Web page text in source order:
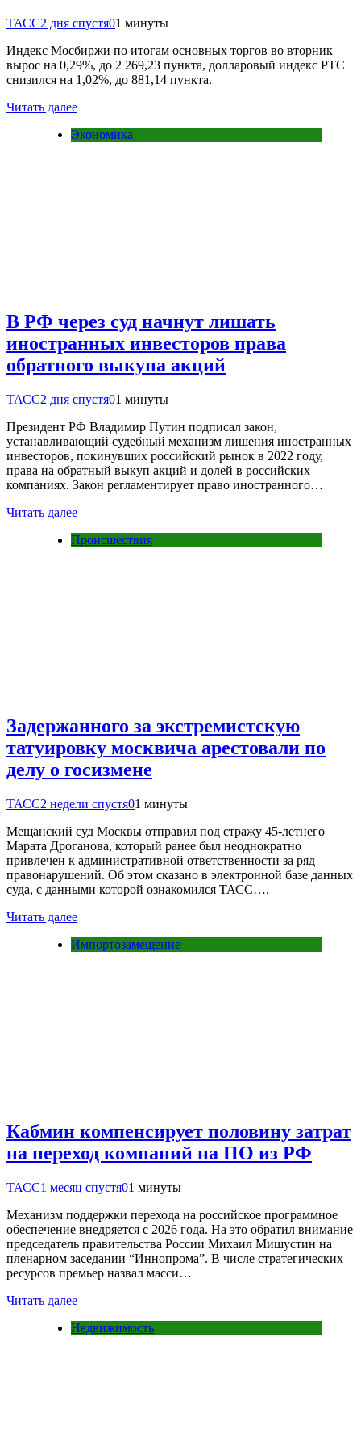
ТАСС2 дня спустя01 минуты
Индекс Мосбиржи по итогам основных торгов во вторник
вырос на 0,29%, до 2 269,23 пункта, долларовый индекс РТС
снизился на 1,02%, до 881,14 пункта.
Читать далее
Экономика
В РФ через суд начнут лишать
иностранных инвесторов права
обратного выкупа акций
ТАСС2 дня спустя01 минуты
Президент РФ Владимир Путин подписал закон,
устанавливающий судебный механизм лишения иностранных
инвесторов, покинувших российский рынок в 2022 году,
права на обратный выкуп акций и долей в российских
компаниях. Закон регламентирует право иностранного…
Читать далее
Происшествия
Задержанного за экстремистскую
татуировку москвича арестовали по
делу о госизмене
ТАСС2 недели спустя01 минуты
Мещанский суд Москвы отправил под стражу 45-летнего
Марата Дроганова, который ранее был неоднократно
привлечен к административной ответственности за ряд
правонарушений. Об этом сказано в электронной базе данных
суда, с данными которой ознакомился ТАСС….
Читать далее
Импортозамещение
Кабмин компенсирует половину затрат
на переход компаний на ПО из РФ
ТАСС1 месяц спустя01 минуты
Механизм поддержки перехода на российское программное
обеспечение внедряется с 2026 года. На это обратил внимание
председатель правительства России Михаил Мишустин на
пленарном заседании “Иннопрома”. В числе стратегических
ресурсов премьер назвал масси…
Читать далее
Недвижимость